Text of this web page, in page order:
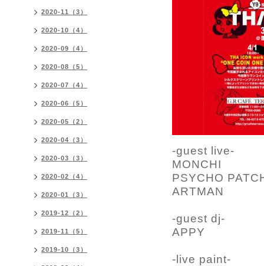
-guest live-
MONCHI
PSYCHO
ARTMAN
-guest dj-
APPY
-live paint-
2020-11（3）
2020-10（4）
2020-09（4）
2020-08（5）
2020-07（4）
2020-06（5）
2020-05（2）
2020-04（3）
2020-03（3）
2020-02（4）
2020-01（3）
2019-12（2）
2019-11（5）
2019-10（3）